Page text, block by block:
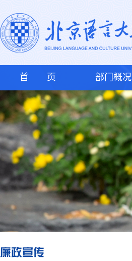
首 页 部门概况
廉政宣传